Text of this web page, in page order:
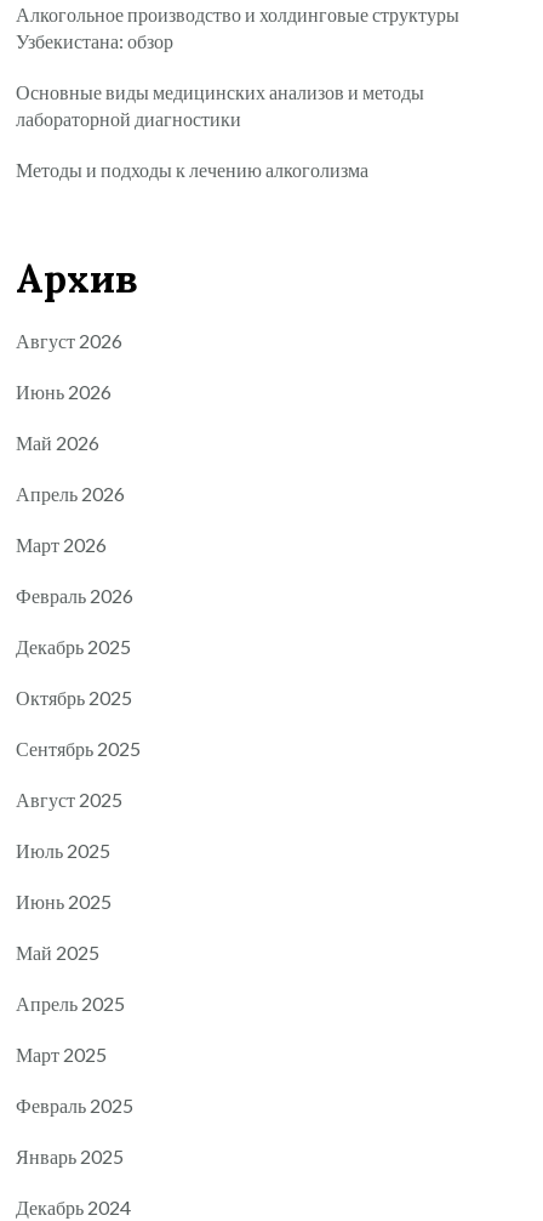
Алкогольное производство и холдинговые структуры
Узбекистана: обзор
Основные виды медицинских анализов и методы
лабораторной диагностики
Методы и подходы к лечению алкоголизма
Архив
Август 2026
Июнь 2026
Май 2026
Апрель 2026
Март 2026
Февраль 2026
Декабрь 2025
Октябрь 2025
Сентябрь 2025
Август 2025
Июль 2025
Июнь 2025
Май 2025
Апрель 2025
Март 2025
Февраль 2025
Январь 2025
Декабрь 2024